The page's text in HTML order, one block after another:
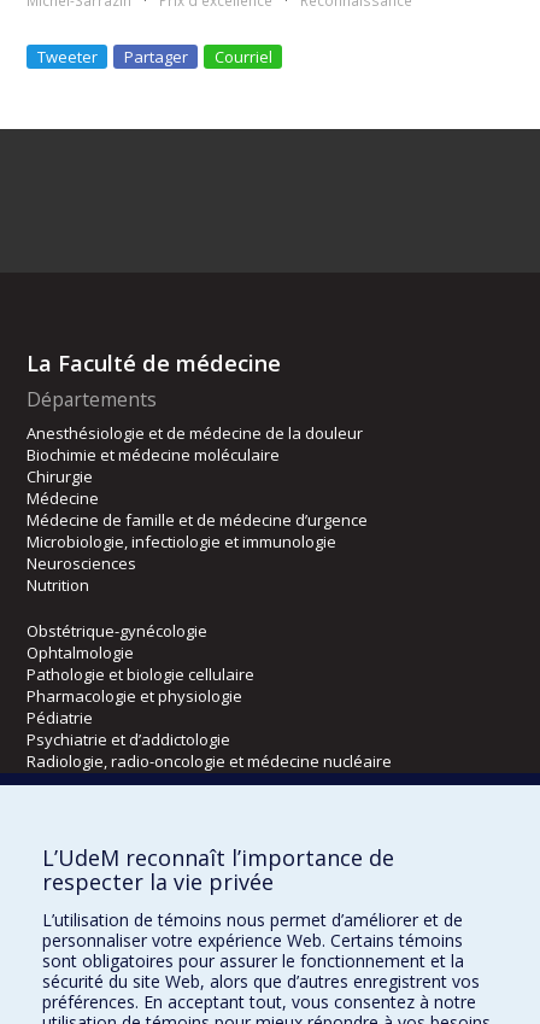
Tweeter Partager Courriel
La Faculté de médecine
Départements
Anesthésiologie et de médecine de la douleur
Biochimie et médecine moléculaire
Chirurgie
Médecine
Médecine de famille et de médecine d’urgence
Microbiologie, infectiologie et immunologie
Neurosciences
Nutrition
Obstétrique-gynécologie
Ophtalmologie
Pathologie et biologie cellulaire
Pharmacologie et physiologie
Pédiatrie
Psychiatrie et d’addictologie
Radiologie, radio-oncologie et médecine nucléaire
Kinésiologie et des sciences de l’activité physique
Orthophonie et audiologie
Réadaptation
Directions
DPC
L’UdeM reconnaît l’importance de
respecter la vie privée
L’utilisation de témoins nous permet d’améliorer et de
personnaliser votre expérience Web. Certains témoins
sont obligatoires pour assurer le fonctionnement et la
sécurité du site Web, alors que d’autres enregistrent vos
préférences. En acceptant tout, vous consentez à notre